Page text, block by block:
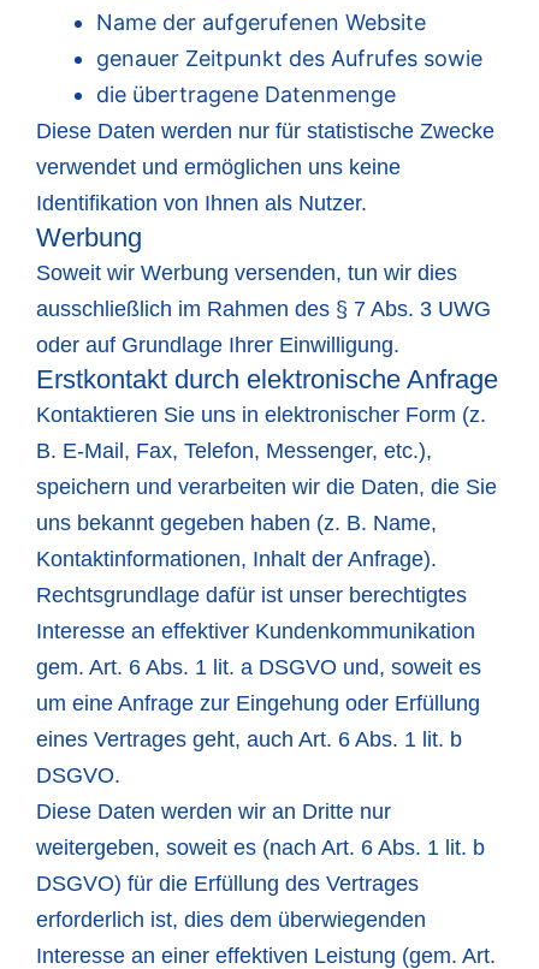
Name der aufgerufenen Website
genauer Zeitpunkt des Aufrufes sowie
die übertragene Datenmenge
Diese Daten werden nur für statistische Zwecke
verwendet und ermöglichen uns keine
Identifikation von Ihnen als Nutzer.
Werbung
Soweit wir Werbung versenden, tun wir dies
ausschließlich im Rahmen des § 7 Abs. 3 UWG
oder auf Grundlage Ihrer Einwilligung.
Erstkontakt durch elektronische Anfrage
Kontaktieren Sie uns in elektronischer Form (z.
B. E-Mail, Fax, Telefon, Messenger, etc.),
speichern und verarbeiten wir die Daten, die Sie
uns bekannt gegeben haben (z. B. Name,
Kontaktinformationen, Inhalt der Anfrage).
Rechtsgrundlage dafür ist unser berechtigtes
Interesse an effektiver Kundenkommunikation
gem. Art. 6 Abs. 1 lit. a DSGVO und, soweit es
um eine Anfrage zur Eingehung oder Erfüllung
eines Vertrages geht, auch Art. 6 Abs. 1 lit. b
DSGVO.
Diese Daten werden wir an Dritte nur
weitergeben, soweit es (nach Art. 6 Abs. 1 lit. b
DSGVO) für die Erfüllung des Vertrages
erforderlich ist, dies dem überwiegenden
Interesse an einer effektiven Leistung (gem. Art.